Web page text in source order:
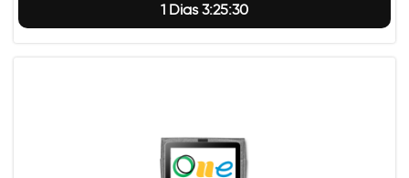
1 Dias 3:25:29